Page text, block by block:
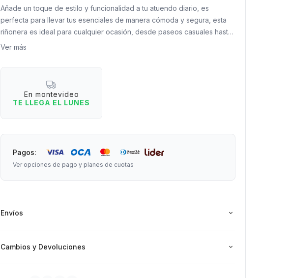
Añade un toque de estilo y funcionalidad a tu atuendo diario, es
perfecta para llevar tus esenciales de manera cómoda y segura, esta
riñonera es ideal para cualquier ocasión, desde paseos casuales hasta
salidas nocturnas.
4 razones para tenerlo:
- Perfecta para llevar tus básicos.
- Ideal para cualquier ocasión.
- Funcional para todos tus atuendos.
Medidas:
Riñonera: 30 cm de largo x 17 cm de ancho x 9 cm de fuelle.
Cinta: 90 cm de largo (max) x 3 cm de ancho.
Ver más
En montevideo
TE LLEGA EL LUNES
Pagos:
Ver opciones de pago y planes de cuotas
Envíos
Cambios y Devoluciones